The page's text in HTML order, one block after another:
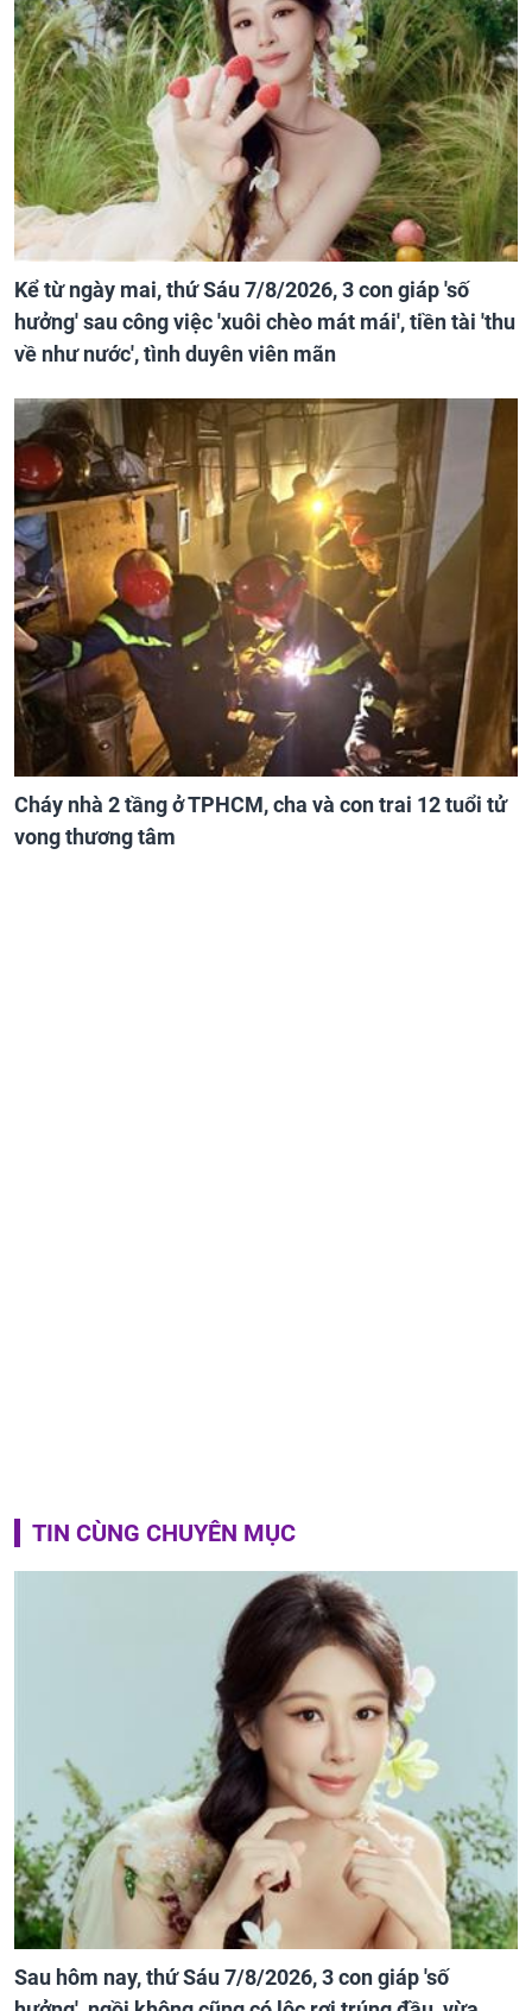
Kể từ ngày mai, thứ Sáu 7/8/2026, 3 con giáp 'số
hưởng' sau công việc 'xuôi chèo mát mái', tiền tài 'thu
về như nước', tình duyên viên mãn
Cháy nhà 2 tầng ở TPHCM, cha và con trai 12 tuổi tử
vong thương tâm
TIN CÙNG CHUYÊN MỤC
Sau hôm nay, thứ Sáu 7/8/2026, 3 con giáp 'số